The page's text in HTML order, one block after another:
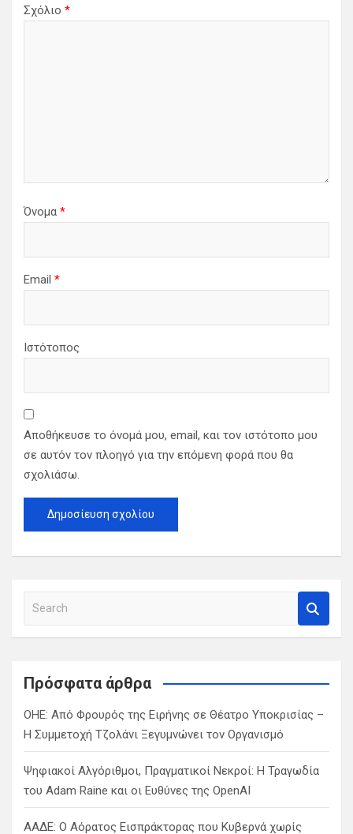
Σχόλιο *
Όνομα *
Email *
Ιστότοπος
Αποθήκευσε το όνομά μου, email, και τον ιστότοπο μου
σε αυτόν τον πλοηγό για την επόμενη φορά που θα
σχολιάσω.
a
c
Πρόσφατα άρθρα
ΟΗΕ: Από Φρουρός της Ειρήνης σε Θέατρο Υποκρισίας –
Η Συμμετοχή Τζολάνι Ξεγυμνώνει τον Οργανισμό
Ψηφιακοί Αλγόριθμοι, Πραγματικοί Νεκροί: Η Τραγωδία
του Adam Raine και οι Ευθύνες της OpenAI
ΑΑΔΕ: Ο Αόρατος Εισπράκτορας που Κυβερνά χωρίς